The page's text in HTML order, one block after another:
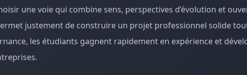
une voie qui combine sens, perspectives d’évolution et
justement de construire un projet professionnel solide
les étudiants gagnent rapidement en expérience et